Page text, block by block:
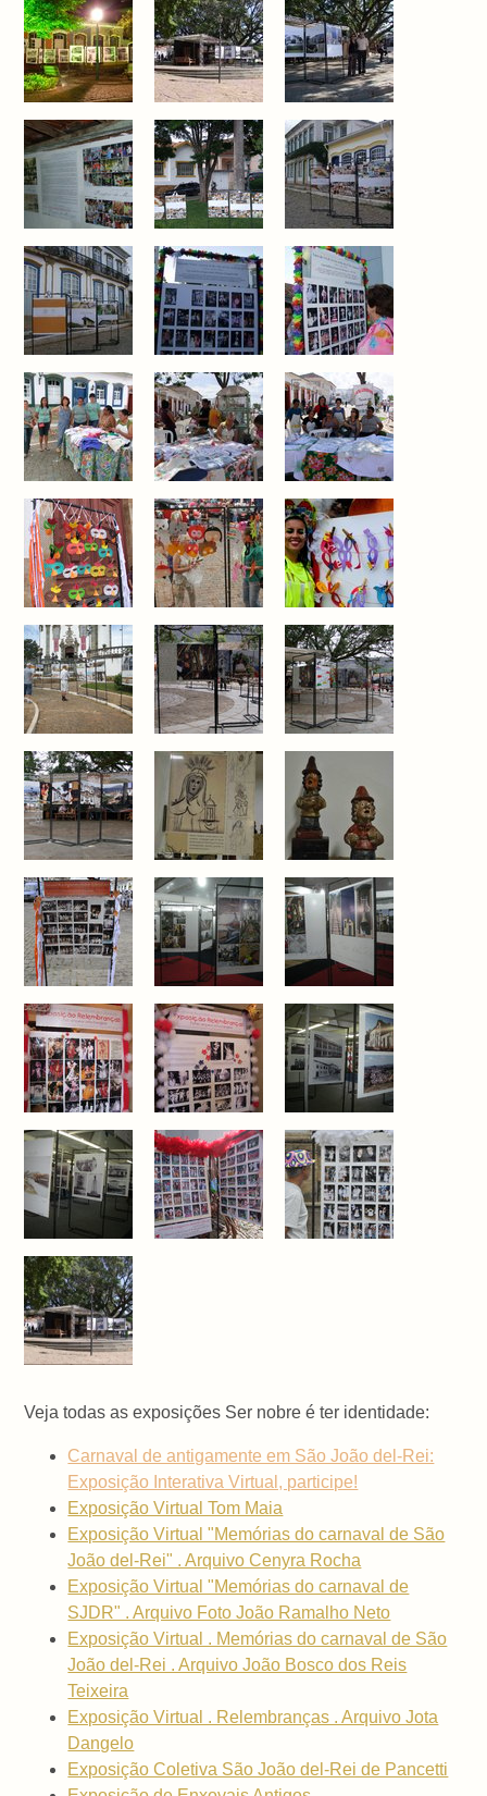
Veja todas as exposições Ser nobre é ter identidade:
Carnaval de antigamente em São João del-Rei:
Exposição Interativa Virtual, participe!
Exposição Virtual Tom Maia
Exposição Virtual "Memórias do carnaval de São
João del-Rei" . Arquivo Cenyra Rocha
Exposição Virtual "Memórias do carnaval de
SJDR" . Arquivo Foto João Ramalho Neto
Exposição Virtual . Memórias do carnaval de São
João del-Rei . Arquivo João Bosco dos Reis
Teixeira
Exposição Virtual . Relembranças . Arquivo Jota
Dangelo
Exposição Coletiva São João del-Rei de Pancetti